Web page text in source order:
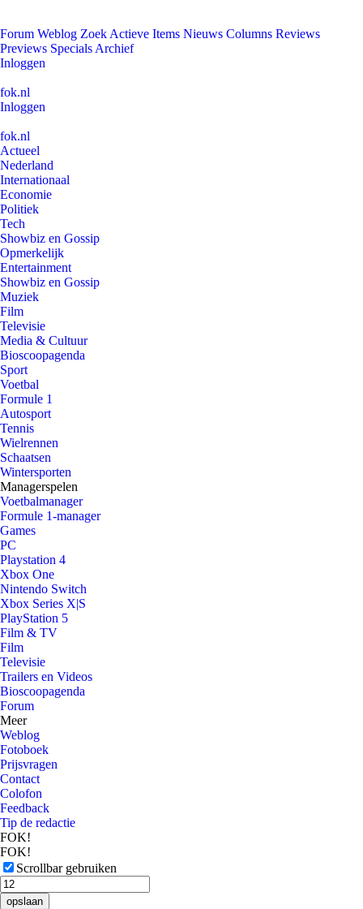
Forum Weblog Zoek Actieve Items Nieuws Columns Reviews
Previews Specials Archief
Inloggen
fok.nl
Inloggen
fok.nl
Actueel
Nederland
Internationaal
Economie
Politiek
Tech
Showbiz en Gossip
Opmerkelijk
Entertainment
Showbiz en Gossip
Muziek
Film
Televisie
Media & Cultuur
Bioscoopagenda
Sport
Voetbal
Formule 1
Autosport
Tennis
Wielrennen
Schaatsen
Wintersporten
Managerspelen
Voetbalmanager
Formule 1-manager
Games
PC
Playstation 4
Xbox One
Nintendo Switch
Xbox Series X|S
PlayStation 5
Film & TV
Film
Televisie
Trailers en Videos
Bioscoopagenda
Forum
Meer
Weblog
Fotoboek
Prijsvragen
Contact
Colofon
Feedback
Tip de redactie
FOK!
FOK!
Scrollbar gebruiken
opslaan